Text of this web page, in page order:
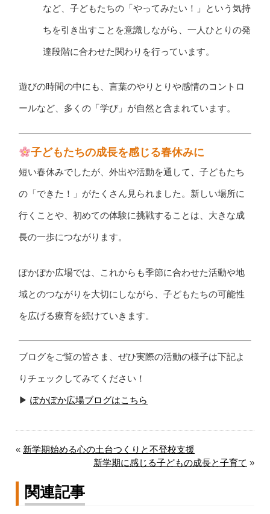
など、子どもたちの「やってみたい！」という気持
ちを引き出すことを意識しながら、一人ひとりの発
達段階に合わせた関わりを行っています。
遊びの時間の中にも、言葉のやりとりや感情のコントロ
ールなど、多くの「学び」が自然と含まれています。
子どもたちの成長を感じる春休みに
短い春休みでしたが、外出や活動を通して、子どもたち
の「できた！」がたくさん見られました。新しい場所に
行くことや、初めての体験に挑戦することは、大きな成
長の一歩につながります。
ぽかぽか広場では、これからも季節に合わせた活動や地
域とのつながりを大切にしながら、子どもたちの可能性
を広げる療育を続けていきます。
ブログをご覧の皆さま、ぜひ実際の活動の様子は下記よ
りチェックしてみてください！
▶︎ぽかぽか広場ブログはこちら
« 新学期始める心の土台つくりと不登校支援
新学期に感じる子どもの成長と子育て »
関連記事